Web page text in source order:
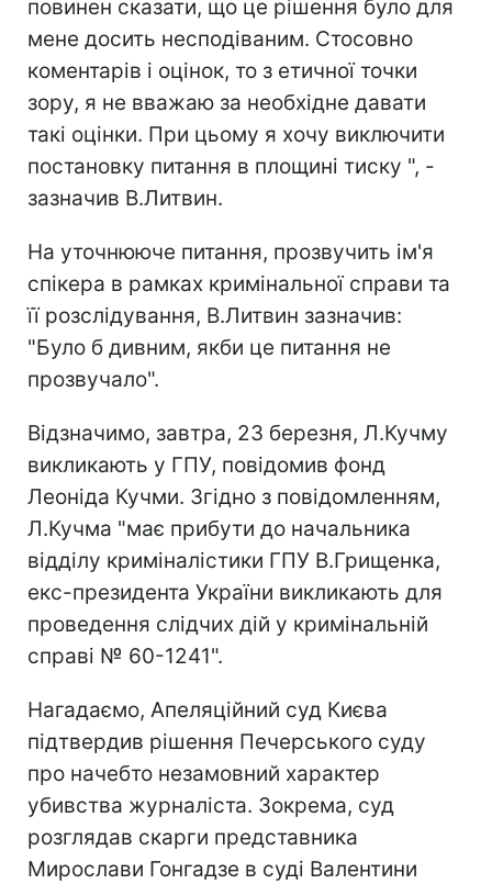
повинен сказати, що це рішення було для
мене досить несподіваним. Стосовно
коментарів і оцінок, то з етичної точки
зору, я не вважаю за необхідне давати
такі оцінки. При цьому я хочу виключити
постановку питання в площині тиску ", -
зазначив В.Литвин.
На уточнююче питання, прозвучить ім'я
спікера в рамках кримінальної справи та
її розслідування, В.Литвин зазначив:
"Було б дивним, якби це питання не
прозвучало".
Відзначимо, завтра, 23 березня, Л.Кучму
викликають у ГПУ, повідомив фонд
Леоніда Кучми. Згідно з повідомленням,
Л.Кучма "має прибути до начальника
відділу криміналістики ГПУ В.Грищенка,
екс-президента України викликають для
проведення слідчих дій у кримінальній
справі № 60-1241".
Нагадаємо, Апеляційний суд Києва
підтвердив рішення Печерського суду
про начебто незамовний характер
убивства журналіста. Зокрема, суд
розглядав скарги представника
Мирослави Гонгадзе в суді Валентини